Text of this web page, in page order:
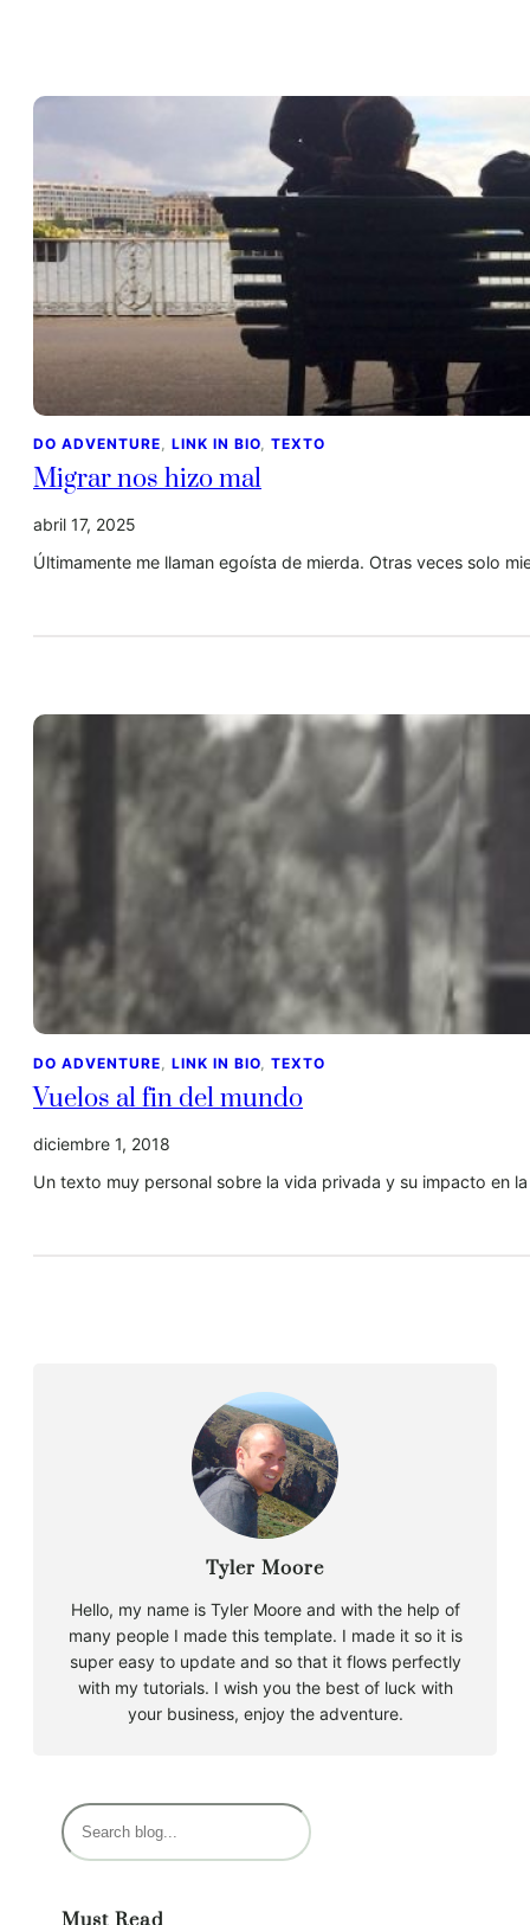
DO ADVENTURE, LINK IN BIO, TEXTO
Migrar nos hizo mal
abril 17, 2025
Últimamente me llaman egoísta de mierda. Otras veces solo
DO ADVENTURE LINK IN BIO TEXTO
Vuelos al fin del mundo
diciembre 1, 2018
Un texto muy personal sobre la vida privada y su impacto en
Tyler Moore
Hello, my name is Tyler Moore and with the help of
many people I made this template. I made it so it is
super easy to update and so that it flows perfectly
with my tutorials. I wish you the best of luck with
your business, enjoy the adventure.
B
u
Must Read